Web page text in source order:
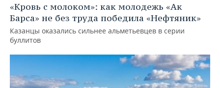
«Кровь с молоком»: как молодежь «Ак
Барса» не без труда победила «Нефтяник»
Казанцы оказались сильнее альметьевцев в серии
буллитов